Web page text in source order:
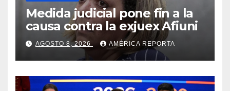
Medida judicial pone fin a la
causa contra la exjuex Afiuni
AGOSTO 8, 2026 AMÉRICA REPORTA